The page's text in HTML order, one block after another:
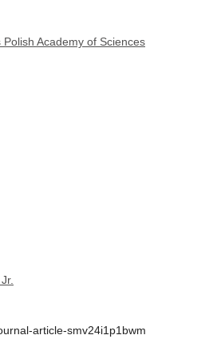
Academy of Sciences
article-smv24i1p1bwm